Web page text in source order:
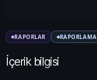
RAPORLAR RAPORLAMA
İçerik bilgisi